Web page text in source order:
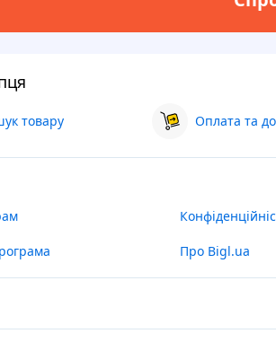
товару Оплата та
Про Bigl.ua